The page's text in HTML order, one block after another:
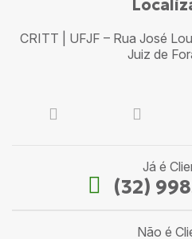
CRITT | UFJF – Rua José
Juiz de
Já é
(32)
Não é